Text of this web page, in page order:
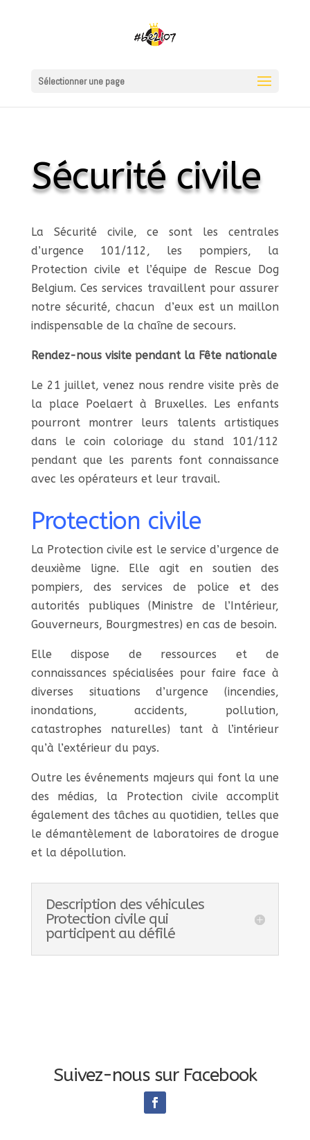
Sélectionner une page
Sécurité civile
La Sécurité civile, ce sont les centrales
d’urgence 101/112, les pompiers, la
Protection civile et l’équipe de Rescue Dog
Belgium. Ces services travaillent pour assurer
notre sécurité, chacun d’eux est un maillon
indispensable de la chaîne de secours.
Rendez-nous visite pendant la Fête nationale
Le 21 juillet, venez nous rendre visite près de
la place Poelaert à Bruxelles. Les enfants
pourront montrer leurs talents artistiques
dans le coin coloriage du stand 101/112
pendant que les parents font connaissance
avec les opérateurs et leur travail.
Protection civile
La Protection civile est le service d’urgence de
deuxième ligne. Elle agit en soutien des
pompiers, des services de police et des
autorités publiques (Ministre de l’Intérieur,
Gouverneurs, Bourgmestres) en cas de besoin.
Elle dispose de ressources et de
connaissances spécialisées pour faire face à
diverses situations d’urgence (incendies,
inondations, accidents, pollution,
catastrophes naturelles) tant à l’intérieur
qu’à l’extérieur du pays.
Outre les événements majeurs qui font la une
des médias, la Protection civile accomplit
également des tâches au quotidien, telles que
le démantèlement de laboratoires de drogue
et la dépollution.
Description des véhicules
Protection civile qui
participent au défilé
Suivez-nous sur Facebook